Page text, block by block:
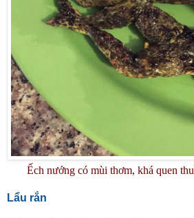
Ếch nướng có mùi thơm, khá quen
Lẩu rắn